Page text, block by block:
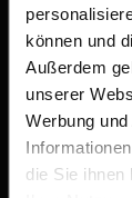
können und
Außerdem
unserer
Werbung
die Sie ihnen